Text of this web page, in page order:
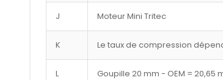
J Moteur Mini Tritec
K Le taux de compression
L Goupille 20 mm - OEM = 20,65